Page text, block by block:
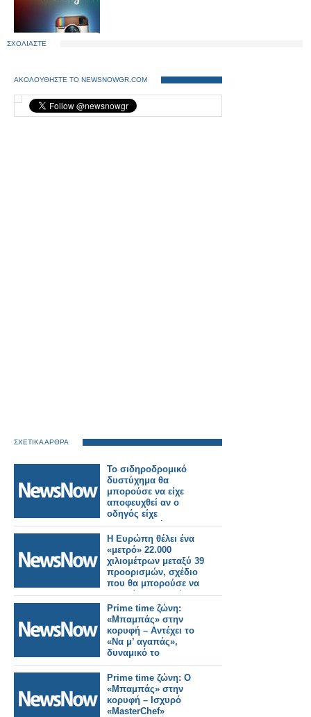
ΣΧΟΛΙΑΣΤΕ
ΑΚΟΛΟΥΘΗΣΤΕ ΤΟ NEWSNOWGR.COM
ΣΧΕΤΙΚΑ ΑΡΘΡΑ
Το σιδηροδρομικό
δυστύχημα θα
μπορούσε να είχε
αποφευχθεί αν ο
οδηγός είχε
χρησιμοποιήσει το
σύστημα έκτακτης
ανάγκης σύμφωνα με
έρευνα.
Η Ευρώπη θέλει ένα
«μετρό» 22.000
χιλιομέτρων μεταξύ 39
προορισμών, σχέδιο
που θα μπορούσε να
εκτοπίσει τις πτήσεις.
Prime time ζώνη:
«Μπαμπάς» στην
κορυφή – Αντέχει το
«Να μ’ αγαπάς»,
δυναμικό το
«MasterChef»
Prime time ζώνη: Ο
«Μπαμπάς» στην
κορυφή – Ισχυρό
«MasterChef»